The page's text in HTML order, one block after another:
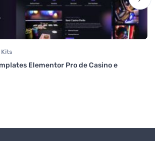
Kits
Elementor Pro de Casino e